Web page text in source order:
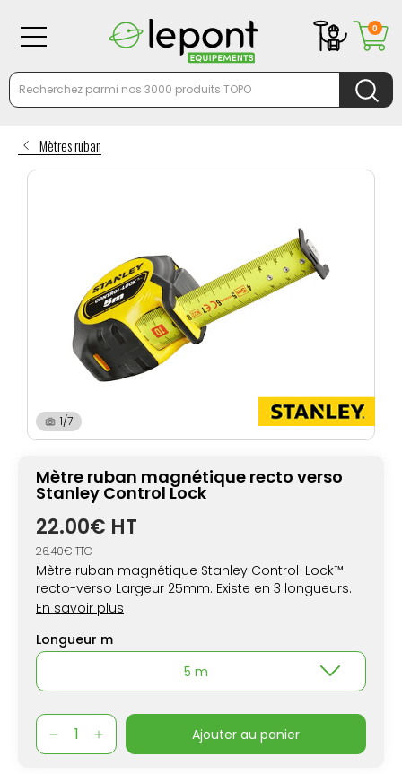
Mètres ruban
1/7
Mètre ruban magnétique recto verso
Stanley Control Lock
22.00€ HT
26.40€ TTC
Mètre ruban magnétique Stanley Control-Lock™
recto-verso Largeur 25mm. Existe en 3 longueurs.
En savoir plus
Longueur m
5 m
ajouter au panier
0